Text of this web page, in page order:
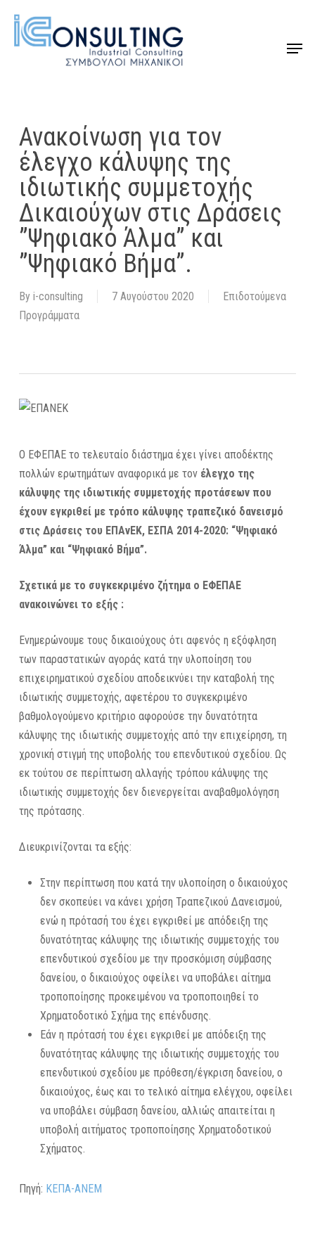
main
Menu
Ανακοίνωση για τον
έλεγχο κάλυψης της
ιδιωτικής συμμετοχής
Δικαιούχων στις Δράσεις
”Ψηφιακό Άλμα” και
”Ψηφιακό Βήμα”.
By i-consulting 7 Αυγούστου 2020
Επιδοτούμενα
Προγράμματα
Ο ΕΦΕΠΑΕ το τελευταίο διάστημα έχει γίνει αποδέκτης
πολλών ερωτημάτων αναφορικά με τον έλεγχο της
κάλυψης της ιδιωτικής συμμετοχής προτάσεων που
έχουν εγκριθεί με τρόπο κάλυψης τραπεζικό δανεισμό
στις Δράσεις του ΕΠΑνΕΚ, ΕΣΠΑ 2014-2020: “Ψηφιακό
Άλμα” και “Ψηφιακό Βήμα”.
Σχετικά με το συγκεκριμένο ζήτημα ο ΕΦΕΠΑΕ
ανακοινώνει το εξής :
Ενημερώνουμε τους δικαιούχους ότι αφενός η εξόφληση
των παραστατικών αγοράς κατά την υλοποίηση του
επιχειρηματικού σχεδίου αποδεικνύει την καταβολή της
ιδιωτικής συμμετοχής, αφετέρου το συγκεκριμένο
βαθμολογούμενο κριτήριο αφορούσε την δυνατότητα
κάλυψης της ιδιωτικής συμμετοχής από την επιχείρηση, τη
χρονική στιγμή της υποβολής του επενδυτικού σχεδίου. Ως
εκ τούτου σε περίπτωση αλλαγής τρόπου κάλυψης της
ιδιωτικής συμμετοχής δεν διενεργείται αναβαθμολόγηση
της πρότασης.
Διευκρινίζονται τα εξής:
Στην περίπτωση που κατά την υλοποίηση ο δικαιούχος
δεν σκοπεύει να κάνει χρήση Τραπεζικού Δανεισμού,
ενώ η πρότασή του έχει εγκριθεί με απόδειξη της
δυνατότητας κάλυψης της ιδιωτικής συμμετοχής του
επενδυτικού σχεδίου με την προσκόμιση σύμβασης
δανείου, ο δικαιούχος οφείλει να υποβάλει αίτημα
τροποποίησης προκειμένου να τροποποιηθεί το
Χρηματοδοτικό Σχήμα της επένδυσης.
Εάν η πρότασή του έχει εγκριθεί με απόδειξη της
δυνατότητας κάλυψης της ιδιωτικής συμμετοχής του
επενδυτικού σχεδίου με πρόθεση/έγκριση δανείου, ο
δικαιούχος, έως και το τελικό αίτημα ελέγχου, οφείλει
να υποβάλει σύμβαση δανείου, αλλιώς απαιτείται η
υποβολή αιτήματος τροποποίησης Χρηματοδοτικού
Σχήματος.
Πηγή: ΚΕΠΑ-ΑΝΕΜ
Close